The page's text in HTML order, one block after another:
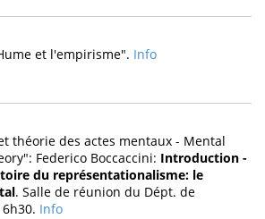
et l'empirisme". Info
théorie des actes mentaux - Mental
Federico Boccaccini: Introduction -
du représentationalisme: le
. Salle de réunion du Dépt. de
Info